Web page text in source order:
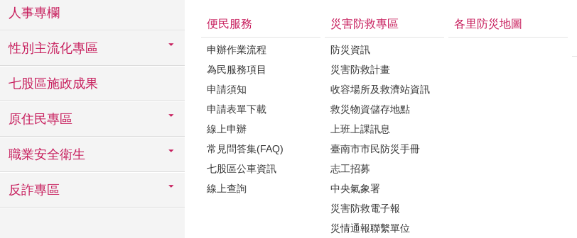
人事專欄
性別主流化專區
七股區施政成果
原住民專區
職業安全衛生
反詐專區
便民服務
申辦作業流程
為民服務項目
申請須知
申請表單下載
線上申辦
常見問答集(FAQ)
七股區公車資訊
線上查詢
災害防救專區
防災資訊
災害防救計畫
收容場所及救濟站資訊
救災物資儲存地點
上班上課訊息
臺南市市民防災手冊
志工招募
中央氣象署
災害防救電子報
災情通報聯繫單位
各里防災地圖